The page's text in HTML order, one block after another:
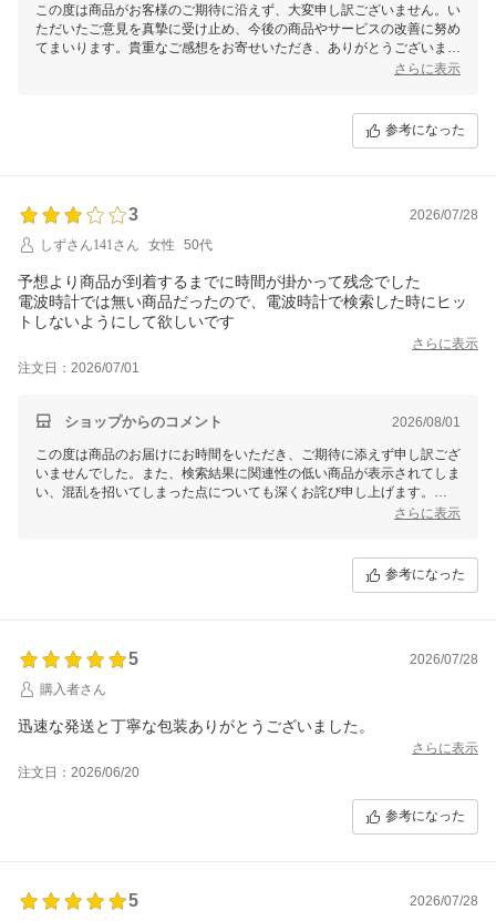
この度は商品がお客様のご期待に沿えず、大変申し訳ございません。い
ただいたご意見を真摯に受け止め、今後の商品やサービスの改善に努め
てまいります。貴重なご感想をお寄せいただき、ありがとうございまし
た。何か具体的な問題がございましたら、ぜひお知らせいただければ幸
さらに表示
参考になった
3
2026/07/28
しずさん141さん
女性 50代
予想より商品が到着するまでに時間が掛かって残念でした
電波時計では無い商品だったので、電波時計で検索した時にヒッ
トしないようにして欲しいです
さらに表示
注文日：2026/07/01
ショップからのコメント 2026/08/01
この度は商品のお届けにお時間をいただき、ご期待に添えず申し訳ござ
いませんでした。また、検索結果に関連性の低い商品が表示されてしま
い、混乱を招いてしまった点についても深くお詫び申し上げます。
まいります。お客様が快適にお買い物を楽しんでいただけるよう、より
分かりやすい検索体験のご提供を目指してまいります。
い合わせくださいませ。これからもどうぞよろしくお願いいたします。
さらに表示
参考になった
5
2026/07/28
購入者さん
迅速な発送と丁寧な包装ありがとうございました。
さらに表示
注文日：2026/06/20
参考になった
5
2026/07/28